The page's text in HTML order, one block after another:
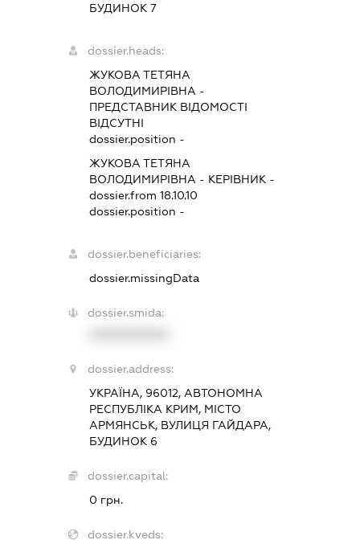
БУДИНОК 7
dossier.heads:
ЖУКОВА ТЕТЯНА
ВОЛОДИМИРІВНА -
ПРЕДСТАВНИК ВІДОМОСТІ
ВІДСУТНІ
dossier.position -
ЖУКОВА ТЕТЯНА
ВОЛОДИМИРІВНА - КЕРІВНИК -
dossier.from 18.10.10
dossier.position -
dossier.beneficiaries:
dossier.missingData
dossier.smida:
dossier.address:
УКРАЇНА, 96012, АВТОНОМНА
РЕСПУБЛІКА КРИМ, МІСТО
АРМЯНСЬК, ВУЛИЦЯ ГАЙДАРА,
БУДИНОК 6
dossier.capital:
0 грн.
dossier.kveds: